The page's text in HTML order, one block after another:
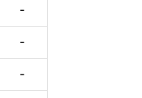
-
-
-